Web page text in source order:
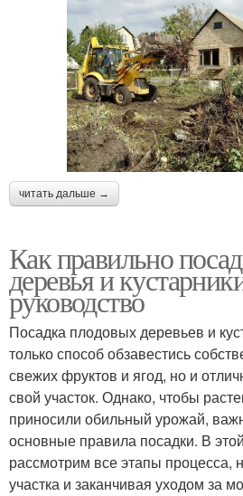
читать дальше →
Как правильно
деревья и
руководство
Посадка плодовых деревьев и
только способ обзавестись
свежих фруктов и ягод, но и
свой участок. Однако, чтобы
приносили обильный урожай,
основные правила посадки. В
рассмотрим все этапы процесса,
участка и заканчивая уходом за